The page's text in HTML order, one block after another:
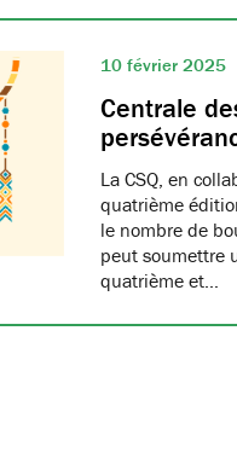
10 février 2025
Centrale
La CSQ, en
quatrième
le nombre de
peut soumettre
quatrième et…